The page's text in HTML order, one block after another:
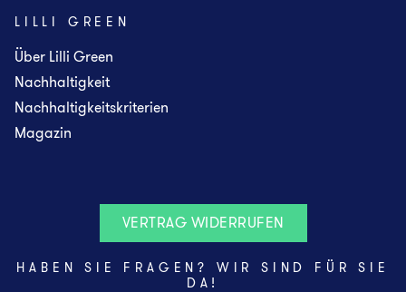
LILLI GREEN
Über Lilli Green
Nachhaltigkeit
Nachhaltigkeitskriterien
Magazin
VERTRAG WIDERRUFEN
HABEN SIE FRAGEN? WIR SIND FÜR SIE
DA!